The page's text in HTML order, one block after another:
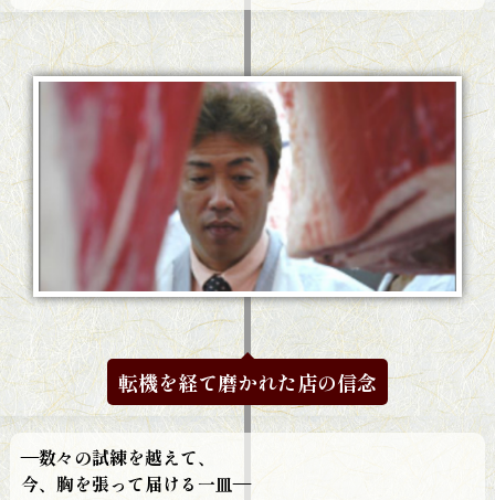
転機を経て磨かれた店の信念
—数々の試練を越えて、
今、胸を張って届ける一皿—